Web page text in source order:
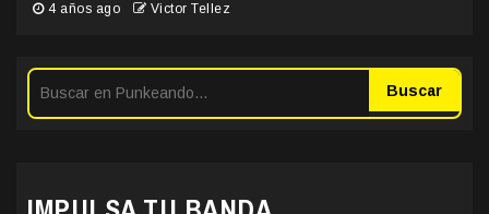
4 años ago Victor Tellez
Buscar